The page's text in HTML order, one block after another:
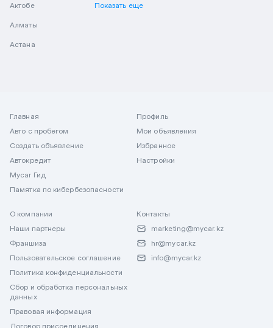
Актобе
Алматы
Астана
Показать еще
Главная
Авто с пробегом
Создать объявление
Автокредит
Mycar Гид
Памятка по кибербезопасности
Профиль
Мои объявления
Избранное
Настройки
О компании
Наши партнеры
Франшиза
Пользовательское соглашение
Политика конфиденциальности
Сбор и обработка персональных
данных
Правовая информация
Договор присоединения
Контакты
marketing@mycar.kz
hr@mycar.kz
info@mycar.kz